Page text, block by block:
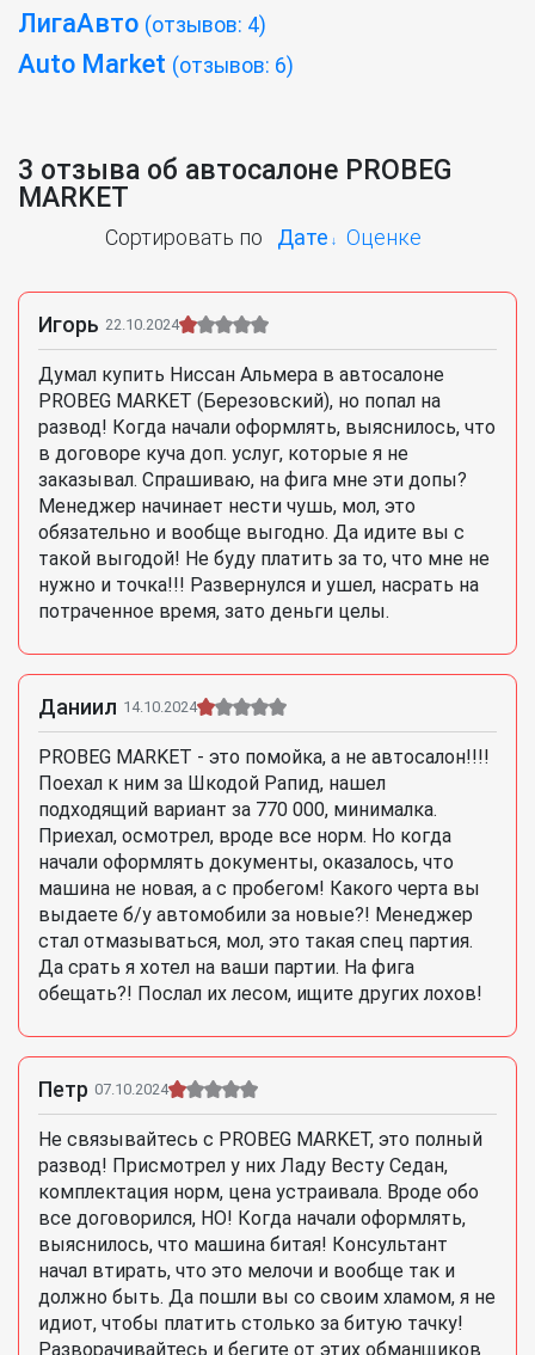
ЛигаАвто (отзывов: 4)
Auto Market (отзывов: 6)
3 отзыва об автосалоне PROBEG
MARKET
Сортировать по Дате Оценке
Игорь 22.10.2024
Думал купить Ниссан Альмера в автосалоне
PROBEG MARKET (Березовский), но попал на
развод! Когда начали оформлять, выяснилось, что
в договоре куча доп. услуг, которые я не
заказывал. Спрашиваю, на фига мне эти допы?
Менеджер начинает нести чушь, мол, это
обязательно и вообще выгодно. Да идите вы с
такой выгодой! Не буду платить за то, что мне не
нужно и точка!!! Развернулся и ушел, насрать на
потраченное время, зато деньги целы.
Даниил 14.10.2024
PROBEG MARKET - это помойка, а не автосалон!!!!
Поехал к ним за Шкодой Рапид, нашел
подходящий вариант за 770 000, минималка.
Приехал, осмотрел, вроде все норм. Но когда
начали оформлять документы, оказалось, что
машина не новая, а с пробегом! Какого черта вы
выдаете б/у автомобили за новые?! Менеджер
стал отмазываться, мол, это такая спец партия.
Да срать я хотел на ваши партии. На фига
обещать?! Послал их лесом, ищите других лохов!
Петр 07.10.2024
Не связывайтесь с PROBEG MARKET, это полный
развод! Присмотрел у них Ладу Весту Седан,
комплектация норм, цена устраивала. Вроде обо
все договорился, НО! Когда начали оформлять,
выяснилось, что машина битая! Консультант
начал втирать, что это мелочи и вообще так и
должно быть. Да пошли вы со своим хламом, я не
идиот, чтобы платить столько за битую тачку!
Разворачивайтесь и бегите от этих обманщиков